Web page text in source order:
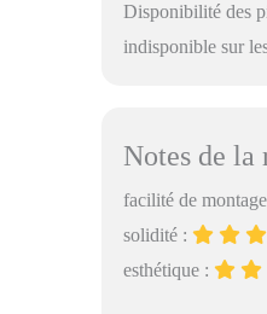
Disponibilité des
indisponible sur
Notes de la
facilité de
solidité :
esthétique :